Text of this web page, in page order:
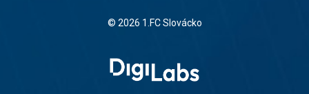
© 2026 1.FC Slovácko